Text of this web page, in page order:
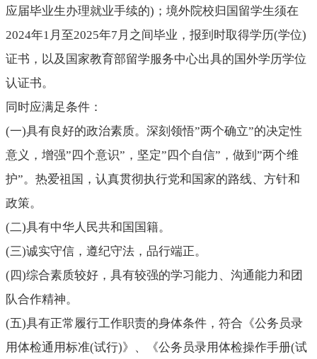
应届毕业生办理就业手续的) ；境外院校归国留学生须在
2024年1月至2025年7月之间毕业，报到时取得学历(学位)
证书，以及国家教育部留学服务中心出具的国外学历学位
认证书。
同时应满足条件：
(一)具有良好的政治素质。深刻领悟”两个确立”的决定性
意义，增强”四个意识”，坚定”四个自信”，做到 ”两个维
护”。热爱祖国，认真贯彻执行党和国家的路线、方针和
政策。
(二)具有中华人民共和国国籍。
(三)诚实守信，遵纪守法，品行端正。
(四)综合素质较好，具有较强的学习能力、沟通能力和团
队合作精神。
(五)具有正常履行工作职责的身体条件，符合《公务员录
用体检通用标准(试行)》、《公务员录用体检操作手册(试